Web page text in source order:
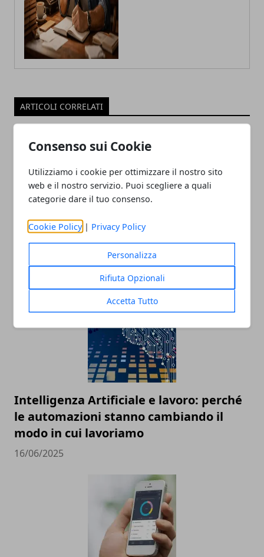
Consenso sui Cookie
Utilizziamo i cookie per ottimizzare il nostro sito
web e il nostro servizio. Puoi scegliere a quali
categorie dare il tuo consenso.
Cookie Policy | Privacy Policy
Personalizza
Rifiuta Opzionali
Accetta Tutto
ARTICOLI CORRELATI
Tecnologia e innovazione sociale: un
rapporto in crescita
Intelligenza Artificiale e lavoro: perché
le automazioni stanno cambiando il
modo in cui lavoriamo
16/06/2025